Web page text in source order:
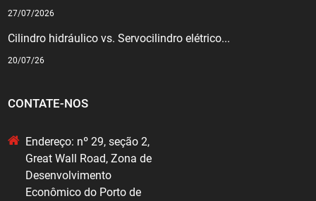
27/07/2026
Cilindro hidráulico vs. Servocilindro elétrico...
20/07/26
CONTATE-NOS
Endereço: nº 29, seção 2,
Great Wall Road, Zona de
Desenvolvimento
Econômico do Porto de